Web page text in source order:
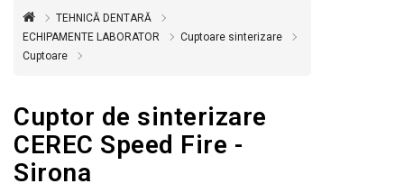
DENTARĂ
DEZINFECȚIE
SUPER
OFERTĂ
ÎNCHIRIERI
TEHNICĂ DENTARĂ
ECHIPAMENTE LABORATOR
Cuptoare sinterizare
Cuptoare
Cuptor de sinterizare
CEREC Speed Fire -
Sirona